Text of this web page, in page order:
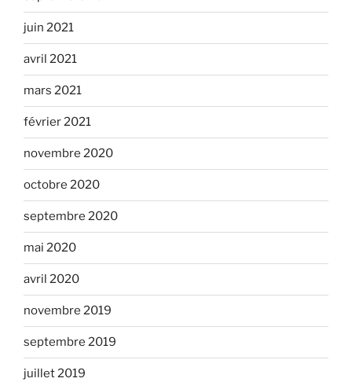
juin 2021
avril 2021
mars 2021
février 2021
novembre 2020
octobre 2020
septembre 2020
mai 2020
avril 2020
novembre 2019
septembre 2019
juillet 2019